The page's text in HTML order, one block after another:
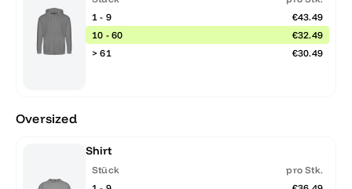
1 - 9
€43.49
10 - 60
€32.49
> 61
€30.49
Oversized
Shirt
Stück
pro Stk.